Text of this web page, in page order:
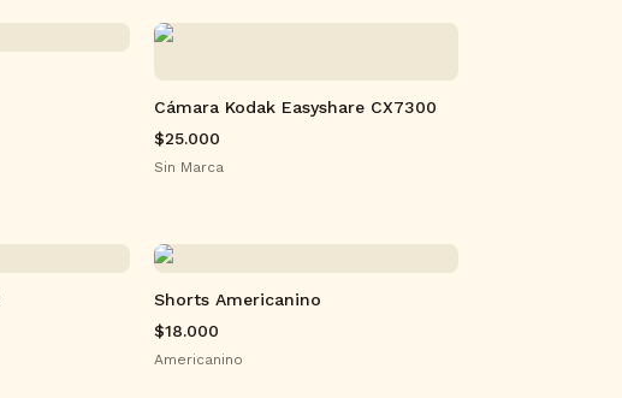
Cámara Kodak Easyshare CX7300
$25.000
Sin Marca
Shorts Americanino
$18.000
Americanino